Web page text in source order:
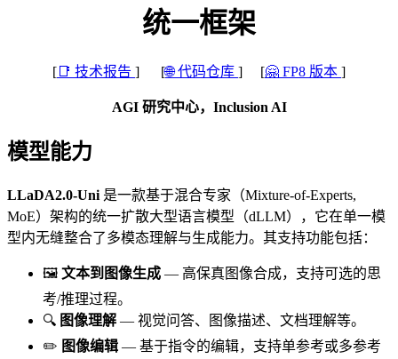
统一框架
[ 📑 技术报告 ] [🌐 代码仓库 ] [🤗 FP8 版本 ]
AGI 研究中心，Inclusion AI
模型能力
LLaDA2.0-Uni 是一款基于混合专家（Mixture-of-Experts,
MoE）架构的统一扩散大型语言模型（dLLM），它在单一模
型内无缝整合了多模态理解与生成能力。其支持功能包括：
🖼️ 文本到图像生成 — 高保真图像合成，支持可选的思
考/推理过程。
🔍 图像理解 — 视觉问答、图像描述、文档理解等。
✏️ 图像编辑 — 基于指令的编辑，支持单参考或多参考